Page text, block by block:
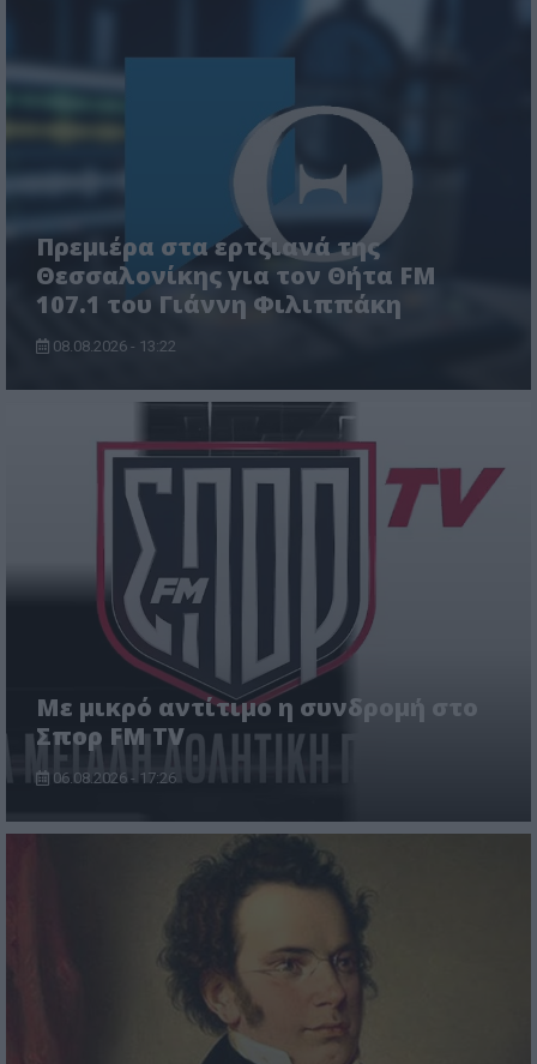
Πρεμιέρα στα ερτζιανά της
Θεσσαλονίκης για τον Θήτα FM
107.1 του Γιάννη Φιλιππάκη
08.08.2026 - 13:22
Με μικρό αντίτιμο η συνδρομή στο
Σπορ FM TV
06.08.2026 - 17:26